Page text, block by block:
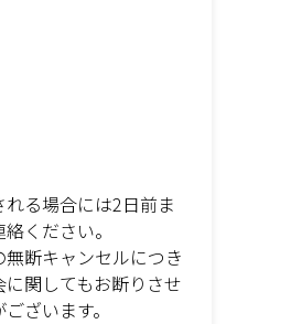
れる場合には2日前ま
ください。
断キャンセルにつき
に関してもお断りさせ
ざいます。